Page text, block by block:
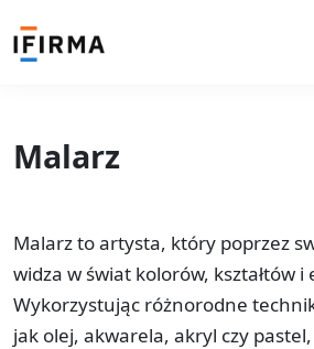
Malarz
Malarz to artysta, który poprzez
widza w świat kolorów, kształtów i
Wykorzystując różnorodne
jak olej, akwarela, akryl czy